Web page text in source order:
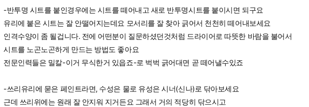
-반투명 시트를 붙인경우에는 시트를 떼어내고 새로 반투명시트를 붙이시면 되구요
유리에 붙은 시트는 잘 안떨어지는데요 모서리를 잘 찾아 긁어서 천천히 떼어내보세요
인격수양이 좀 될겁니다. 전에 어떤분이 질문하셨던것처럼 드라이어로 따뜻한 바람을 불어서
시트를 노곤노곤하게 만드는 방법도 좋아요
전문인력들은 밀칼-이거 무식한거 있읍죠-로 벅벅 긁어대면 곧 떼어낼수있죠
-쓰리유리에 묻은 페인트라면, 수성은 물로 유성은 시너(신나)로 닦아보세요
근데 쓰리위에는 원래 잘 안지워 지거든요 그래서 거의 적당히 닦으시고